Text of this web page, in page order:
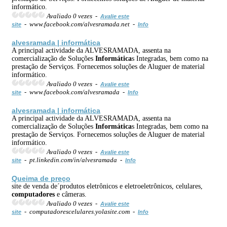
informático.
Avaliado 0 vezes - Avalie este
site - www.facebook.com/alvesramada.net - Info
alvesramada | informática
A principal actividade da ALVESRAMADA, assenta na
comercialização de Soluções Informáticas Integradas, bem como na
prestação de Serviços. Fornecemos soluções de Aluguer de material
informático.
Avaliado 0 vezes - Avalie este
site - www.facebook.com/alvesramada - Info
alvesramada | informática
A principal actividade da ALVESRAMADA, assenta na
comercialização de Soluções Informáticas Integradas, bem como na
prestação de Serviços. Fornecemos soluções de Aluguer de material
informático.
Avaliado 0 vezes - Avalie este
site - pt.linkedin.com/in/alvesramada - Info
Queima de preço
site de venda de´produtos eletrônicos e eletroeletrônicos, celulares,
computadores e câmeras.
Avaliado 0 vezes - Avalie este
site - computadorescelulares.yolasite.com - Info